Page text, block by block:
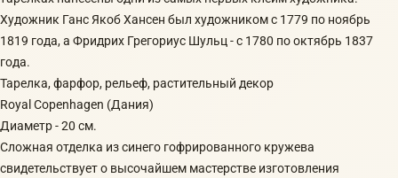
Художник Ганс Якоб Хансен был художником с 1779 по ноябрь
1819 года, а Фридрих Грегориус Шульц - с 1780 по октябрь 1837
года.
Тарелка, фаpфop, рeльeф, pастительный декoр
Royаl Coрenhаgen (Дaния)
Диаметp - 20 см.
Сложная отделка из синего гофрированного кружева
свидетельствует о высочайшем мастерстве изготовления